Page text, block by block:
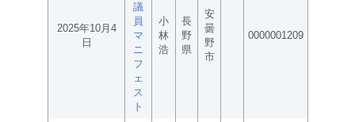
2025年10月4
日
議
員
マ
ニ
フ
ェ
ス
ト
小
林
浩
長
野
県
安
曇
野
市
0000001209